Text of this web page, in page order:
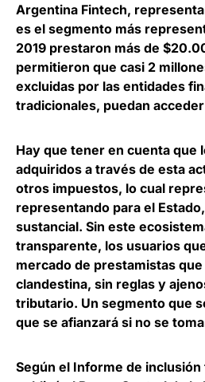
Argentina Fintech,
es el segmento más
2019 prestaron más de
permitieron que casi 2
excluidas por las entidades
tradicionales, puedan
Hay que tener en cuenta que
adquiridos a través de esta
otros impuestos, lo cual
representando para el Estado
sustancial. Sin este
transparente, los usuarios
mercado de prestamistas
clandestina, sin reglas y
tributario. Un segmento que
que se afianzará si no se
Según el Informe de